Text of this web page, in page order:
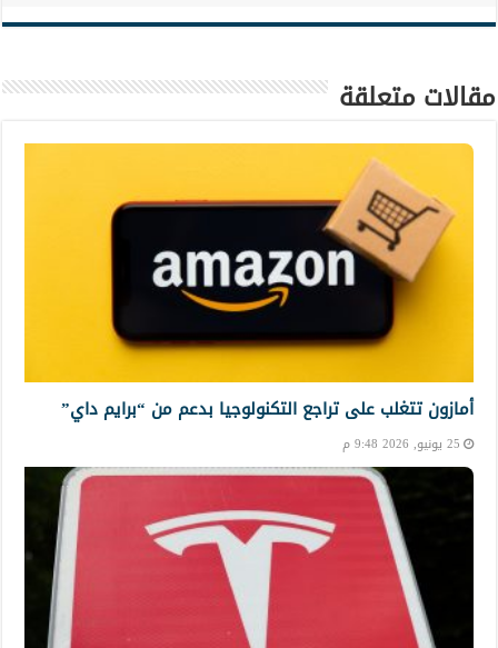
مقالات متعلقة
أمازون تتغلب على تراجع التكنولوجيا بدعم من “برايم داي”
25 يونيو, 2026 9:48 م